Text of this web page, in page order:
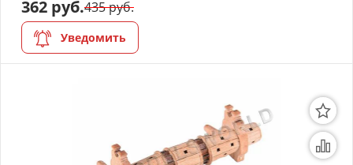
362 руб.435 руб.
Уведомить